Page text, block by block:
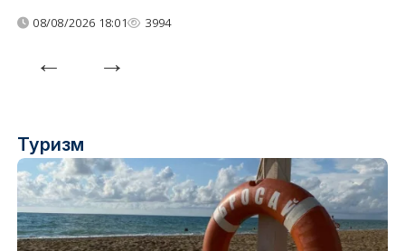
08/08/2026 18:01 3994
Туризм